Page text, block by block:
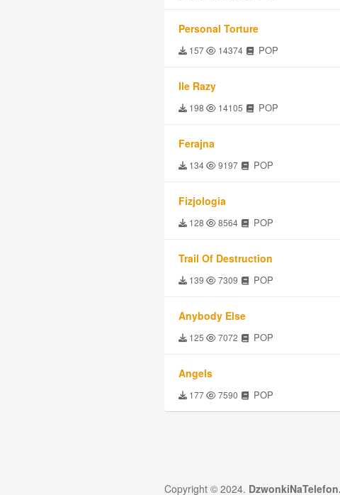
Personal Torture
157 14374 POP
Ile Razy
198 14105 POP
Ferajna
134 9197 POP
Fizjologia
128 8564 POP
Trail Of Destruction
139 7309 POP
Anybody Else
125 7072 POP
Angels
177 7590 POP
Copyright © 2024.